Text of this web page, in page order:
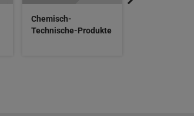
Chemisch-
Technische-Produkte